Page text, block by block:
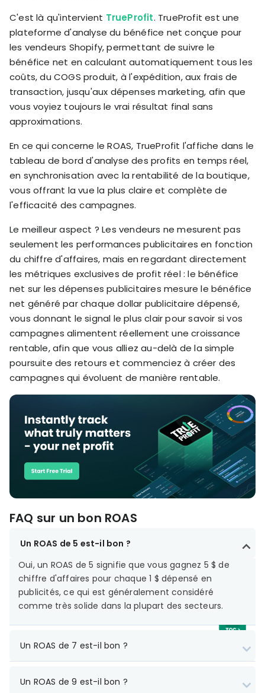
C'est là qu'intervient TrueProfit. TrueProfit est une
plateforme d'analyse du bénéfice net conçue pour
les vendeurs Shopify, permettant de suivre le
bénéfice net en calculant automatiquement tous les
coûts, du COGS produit, à l'expédition, aux frais de
transaction, jusqu'aux dépenses marketing, afin que
vous voyiez toujours le vrai résultat final sans
approximations.
En ce qui concerne le ROAS, TrueProfit l'affiche dans le
tableau de bord d'analyse des profits en temps réel,
en synchronisation avec la rentabilité de la boutique,
vous offrant la vue la plus claire et complète de
l'efficacité des campagnes.
Le meilleur aspect ? Les vendeurs ne mesurent pas
seulement les performances publicitaires en fonction
du chiffre d'affaires, mais en regardant directement
les métriques exclusives de profit réel : le bénéfice
net sur les dépenses publicitaires mesure le bénéfice
net généré par chaque dollar publicitaire dépensé,
vous donnant le signal le plus clair pour savoir si vos
campagnes alimentent réellement une croissance
rentable, afin que vous alliez au-delà de la simple
poursuite des retours et commenciez à créer des
campagnes qui évoluent de manière rentable.
FAQ sur un bon ROAS
Un ROAS de 5 est-il bon ?
Oui, un ROAS de 5 signifie que vous gagnez 5 $ de
chiffre d'affaires pour chaque 1 $ dépensé en
publicités, ce qui est généralement considéré
comme très solide dans la plupart des secteurs.
Un ROAS de 7 est-il bon ?
Un ROAS de 9 est-il bon ?